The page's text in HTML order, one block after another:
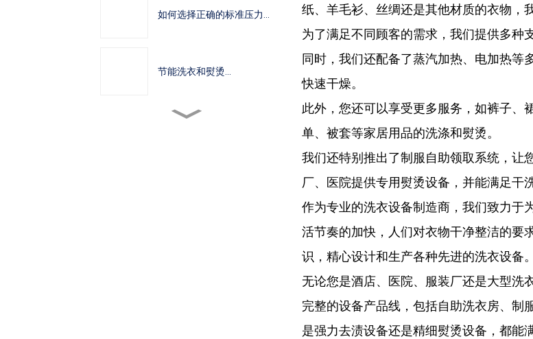
如何选择正确的标准压力...
节能洗衣和熨烫...
纸、羊毛衫、丝绸还是其他材质的衣物，
为了满足不同顾客的需求，我们提供多种
同时，我们还配备了蒸汽加热、电加热等
快速干燥。
此外，您还可以享受更多服务，如裤子、
单、被套等家居用品的洗涤和熨烫。
我们还特别推出了制服自助领取系统，让
厂、医院提供专用熨烫设备，并能满足干
作为专业的洗衣设备制造商，我们致力于
活节奏的加快，人们对衣物干净整洁的要
识，精心设计和生产各种先进的洗衣设备。
无论您是酒店、医院、服装厂还是大型洗
完整的设备产品线，包括自助洗衣房、制
是强力去渍设备还是精细熨烫设备，都能